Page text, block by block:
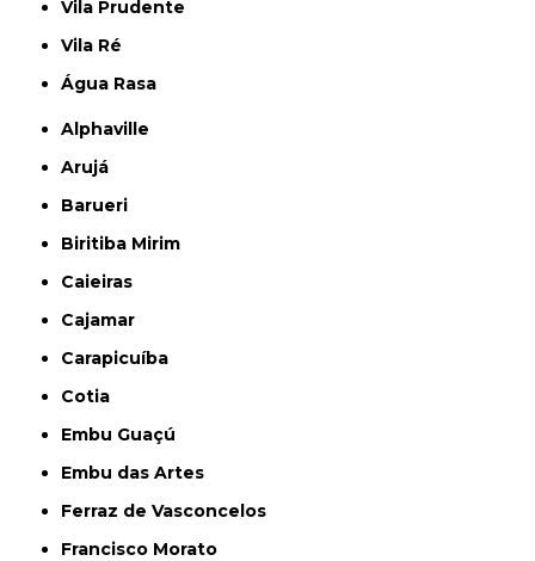
Vila Prudente
Vila Ré
Água Rasa
Alphaville
Arujá
Barueri
Biritiba Mirim
Caieiras
Cajamar
Carapicuíba
Cotia
Embu Guaçú
Embu das Artes
Ferraz de Vasconcelos
Francisco Morato